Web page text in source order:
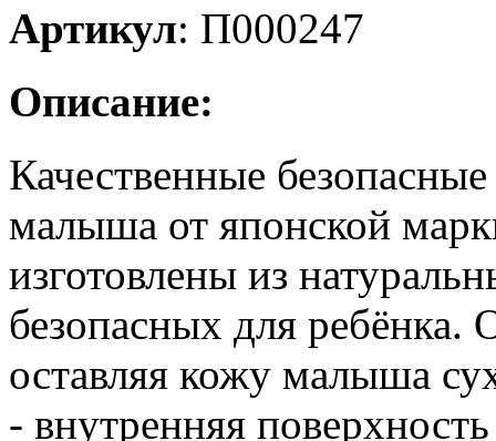
Артикул: П000247
Описание:
Качественные
малыша от японской
изготовлены из
безопасных для ребёнка.
оставляя кожу малыша
- внутренняя